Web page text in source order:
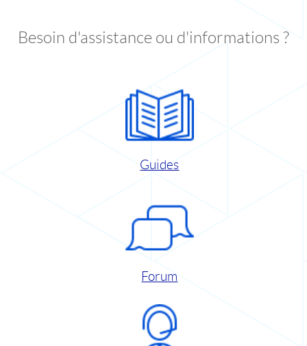
Besoin d'assistance ou d'informations ?
Guides
Forum